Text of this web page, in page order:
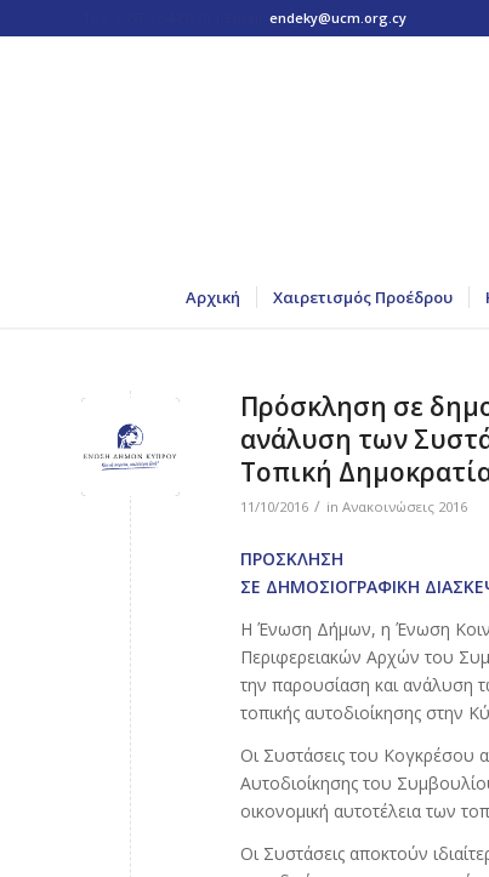
endeky@ucm.org.cy
Αρχική Χαιρετισμός Προέδρου
Πρόσκληση σε
ανάλυση των
Τοπική
11/10/2016 / in Ανακοινώσεις 2016
ΠΡΟΣΚΛΗΣΗ
ΣΕ ΔΗΜΟΣΙΟΓΡΑΦΙΚΗ
Η Ένωση Δήμων, η Ένωση
Περιφερειακών Αρχών του
την παρουσίαση και ανάλυση
τοπικής αυτοδιοίκησης στην
Οι Συστάσεις του
Αυτοδιοίκησης του
οικονομική αυτοτέλεια των
Οι Συστάσεις αποκτούν